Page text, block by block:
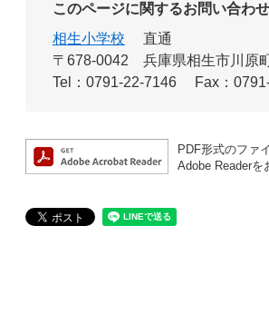
このページに関するお問い合わ
相生小学校
直通
〒678-0042
兵庫県相生市川原
Tel：0791-22-7146
Fax：
PDF形式のファ
Adobe Readerを